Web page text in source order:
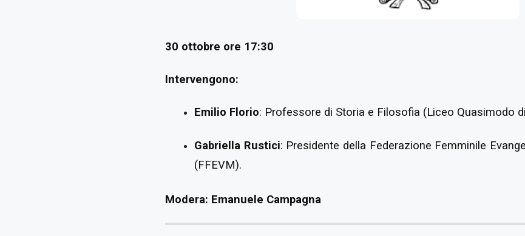
30 ottobre ore 17:30
Intervengono:
Emilio Florio: Professore di Storia e Filosofia (Liceo Quasimodo
Gabriella Rustici: Presidente della Federazione Femminile
(FFEVM).
Modera: Emanuele Campagna